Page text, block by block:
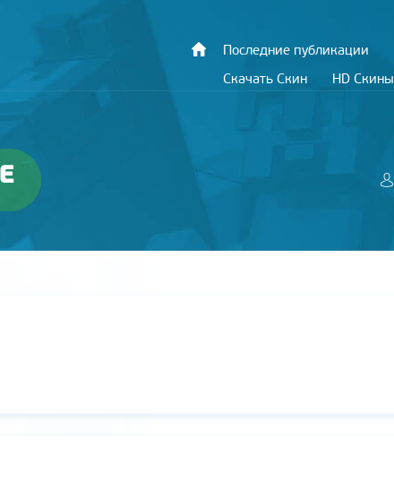
Последние публикации
Скачать Скин
HD Скины